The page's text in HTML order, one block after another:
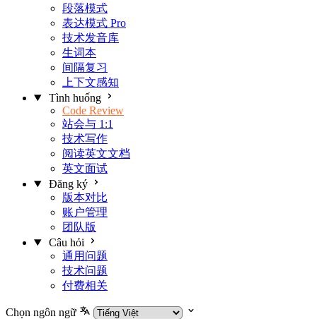
段落模式
表达模式 Pro
技术发音库
生词本
间隔复习
上下文感知
Tình huống
Code Review
站会与 1:1
技术写作
阅读英文文档
英文面试
Đăng ký
版本对比
账户管理
团队版
Câu hỏi
通用问题
技术问题
付费相关
Chọn ngôn ngữ